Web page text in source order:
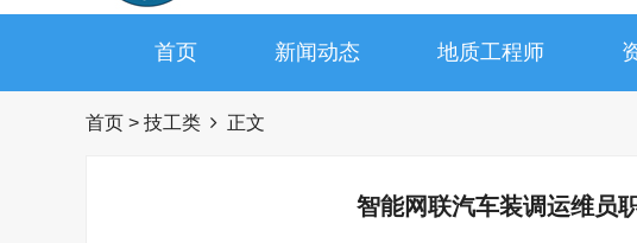
首页 新闻动态 地质工程师
首页 > 技工类 正文
智能网联汽车装调运维员